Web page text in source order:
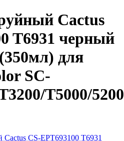
Cactus
T6931 черный
для
SC-
T5000/5200